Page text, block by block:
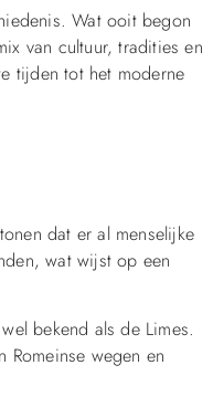
Wat ooit begon
van cultuur, tradities en
tijden tot het moderne
dat er al menselijke
wat wijst op een
bekend als de Limes.
Romeinse wegen en